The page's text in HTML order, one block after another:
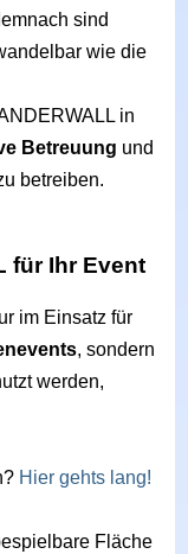
sind
wie die
in
Betreuung und
betreiben.
für Ihr Event
im Einsatz für
, sondern
werden,
Hier gehts lang!
Fläche